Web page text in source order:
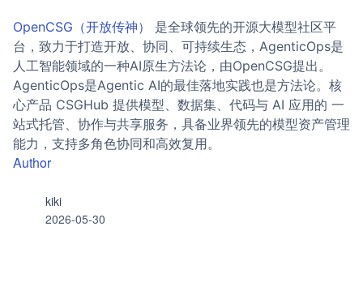
Author
kiki
2026-05-30
OpenCSG（开放传神）
是全球领先的开源大模型社区平
台，致力于打造开放、协同、可持续生态，AgenticOps是
人工智能领域的一种AI原生方法论，由OpenCSG提出。
AgenticOps是Agentic AI的最佳落地实践也是方法论。核
心产品 CSGHub 提供模型、数据集、代码与 AI 应用的 一
站式托管、协作与共享服务，具备业界领先的模型资产管理
能力，支持多角色协同和高效复用。